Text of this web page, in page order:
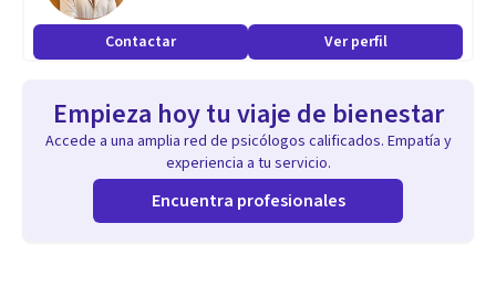
acuden a terapia, por lo que trabajo de una manera
completa.
Contactar Ver perfil
Empieza hoy tu viaje de bienestar
Accede a una amplia red de psicólogos calificados. Empatía y
experiencia a tu servicio.
Encuentra profesionales